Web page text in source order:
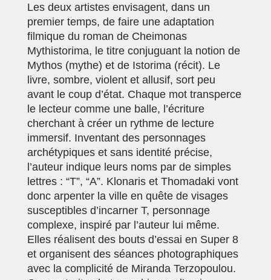
Les deux artistes envisagent, dans un
premier temps, de faire une adaptation
filmique du roman de Cheimonas
Mythistorima, le titre conjuguant la notion de
Mythos (mythe) et de Istorima (récit). Le
livre, sombre, violent et allusif, sort peu
avant le coup d’état. Chaque mot transperce
le lecteur comme une balle, l’écriture
cherchant à créer un rythme de lecture
immersif. Inventant des personnages
archétypiques et sans identité précise,
l’auteur indique leurs noms par de simples
lettres : “T”, “A”. Klonaris et Thomadaki vont
donc arpenter la ville en quête de visages
susceptibles d’incarner T, personnage
complexe, inspiré par l’auteur lui même.
Elles réalisent des bouts d’essai en Super 8
et organisent des séances photographiques
avec la complicité de Miranda Terzopoulou.